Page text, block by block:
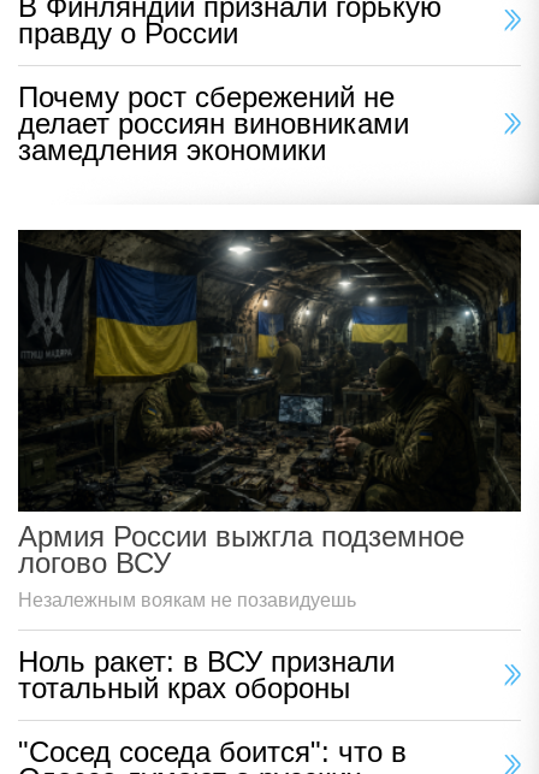
В Финляндии признали горькую
правду о России
Почему рост сбережений не
делает россиян виновниками
замедления экономики
Армия России выжгла подземное
логово ВСУ
Незалежным воякам не позавидуешь
Ноль ракет: в ВСУ признали
тотальный крах обороны
"Сосед соседа боится": что в